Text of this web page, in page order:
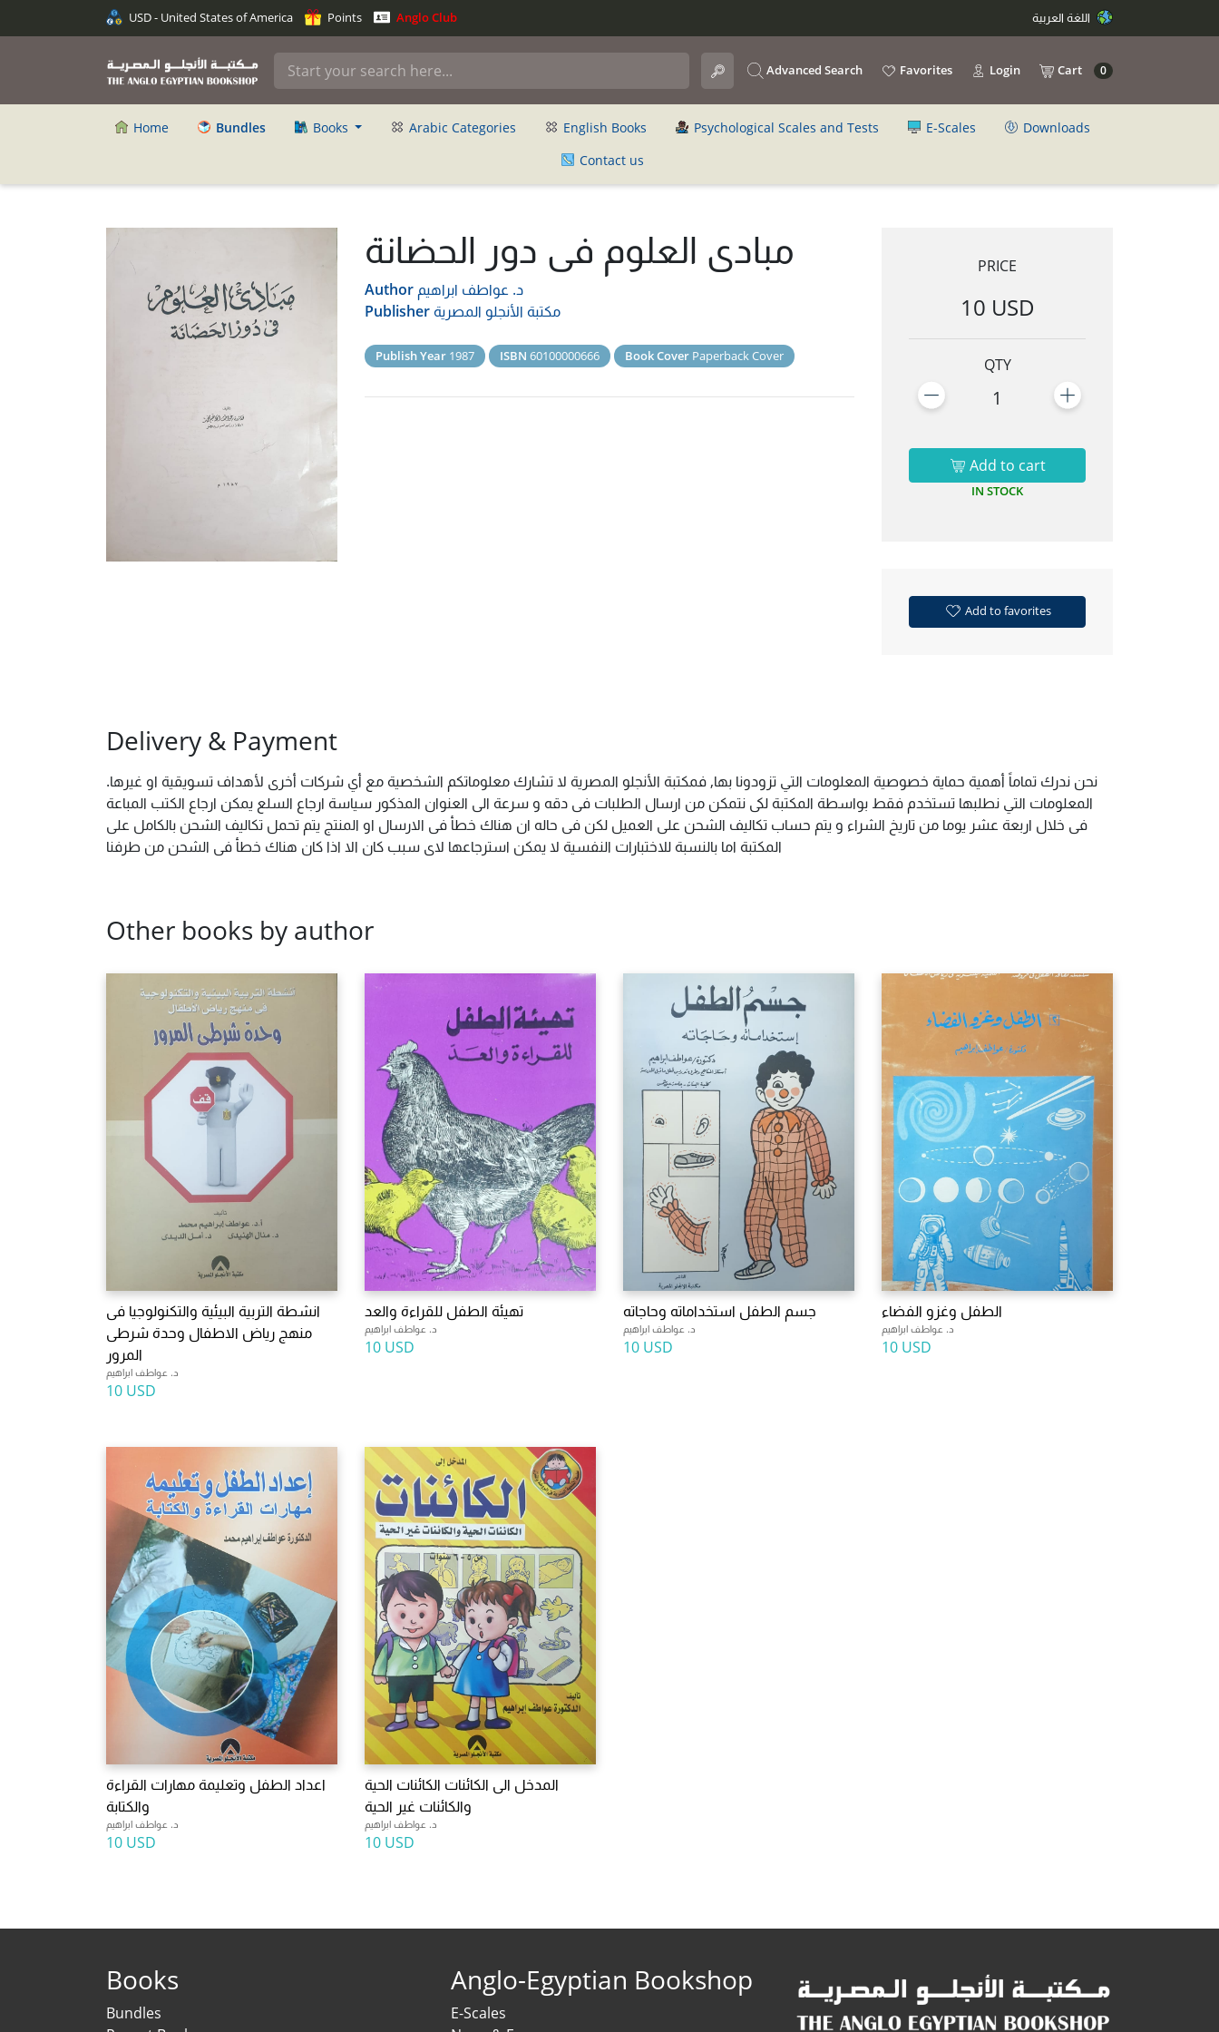
USD - United States of America Points Anglo Club
Advanced Search Favorites Login Cart 0
Home Bundles Books Arabic Categories English Books Psychological Scales and Tests E-Scales
Downloads
Contact us
مبادى العلوم فى دور الحضانة
Author د. عواطف ابراهيم
Publisher مكتبة الأنجلو المصرية
Publish Year 1987 ISBN 60100000666 Book Cover Paperback Cover
PRICE
10 USD
QTY
1
Add to cart
IN STOCK
Add to favorites
Delivery & Payment
نحن ندرك تماماً أهمية حماية خصوصية المعلومات التي تزودونا بها, فمكتبة الأنجلو المصرية لا تشارك معلوماتكم الشخصية مع أي شركات أخرى لأهداف تسويقية او غيرها.
المعلومات التي نطلبها تستخدم فقط بواسطة المكتبة لكى نتمكن من ارسال الطلبات فى دقه و سرعة الى العنوان المذكور سياسة ارجاع السلع يمكن ارجاع الكتب المباعة
فى خلال اربعة عشر يوما من تاريخ الشراء و يتم حساب تكاليف الشحن على العميل لكن فى حاله ان هناك خطأ فى الارسال او المنتج يتم تحمل تكاليف الشحن بالكامل على
المكتبة اما بالنسبة للاختبارات النفسية لا يمكن استرجاعها لاى سبب كان الا اذا كان هناك خطأ فى الشحن من طرفنا
Other books by author
انشطة التربية البيئية والتكنولوجيا فى
منهج رياض الاطفال وحدة شرطى
المرور
د. عواطف ابراهيم
10 USD
تهيئة الطفل للقراءة والعد
د. عواطف ابراهيم
10 USD
جسم الطفل استخداماته وحاجاته
د. عواطف ابراهيم
10 USD
الطفل وغزو الفضاء
د. عواطف ابراهيم
10 USD
اعداد الطفل وتعليمة مهارات القراءة
والكتابة
د. عواطف ابراهيم
10 USD
المدخل الى الكائنات الكائنات الحية
والكائنات غير الحية
د. عواطف ابراهيم
10 USD
Books
Bundles
Anglo-Egyptian Bookshop
E-Scales